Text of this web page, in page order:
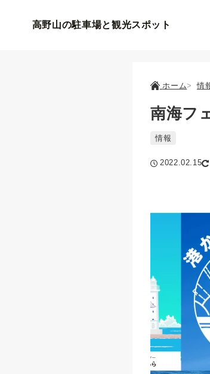
高野山の駐車場と観光スポット
ホーム 情
南海フ
情報
2022.02.15